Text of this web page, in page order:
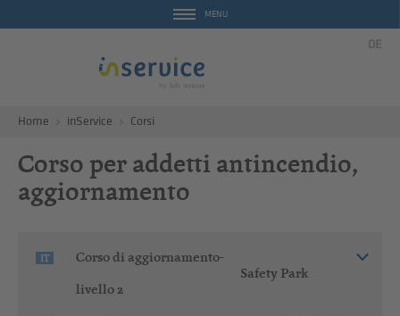
MENU
DE
Home inService Corsi
Corso per addetti antincendio,
aggiornamento
IT
Corso di aggiornamento-
livello 2
Safety Park